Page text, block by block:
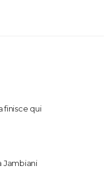
finisce qui
Jambiani